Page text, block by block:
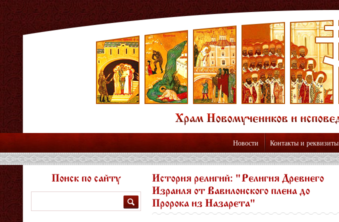
Новости Контакты и реквизиты
История религий: "Религия Древнего
Израиля от Вавилонского плена до
Пророка из Назарета"
Поиск по сайту